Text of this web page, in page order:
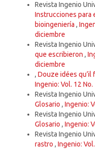
Revista Ingenio
Instrucciones para
bioingeniería ,
diciembre
Revista Ingenio
que escribieron ,
diciembre
, Douze idées qu’il
Ingenio: Vol. 12
Revista Ingenio
Glosario , Ingenio:
Revista Ingenio
Glosario , Ingenio:
Revista Ingenio
rastro , Ingenio: